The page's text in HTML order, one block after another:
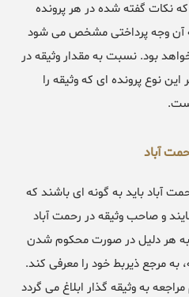
نکات گفته شده در هر پرونده
آن وجه پرداختی مشخص می شود
بود. نسبت به مقدار وثیقه در
نوع پرونده ای که وثیقه را
آباد
آباد باید به گونه ای باشند که
و صاحب وثیقه در رحمت آباد
هر دلیل در صورت محکوم شدن
به مرجع ذیربط خود را معرفی کند.
به وثیقه گذار ابلاغ می گردد